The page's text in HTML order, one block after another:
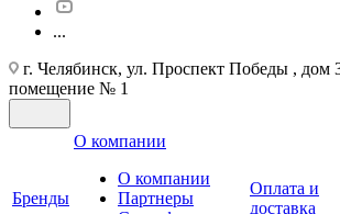
...
г. Челябинск, ул. Проспект Победы , дом
помещение № 1
Бренды
О компании
О компании
Партнеры
Оплата и
доставка